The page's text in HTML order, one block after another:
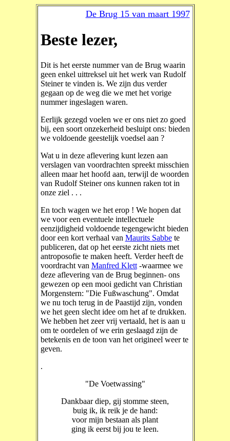
De Brug 15 van maart 1997
Beste lezer,
Dit is het eerste nummer van de Brug waarin
geen enkel uittreksel uit het werk van Rudolf
Steiner te vinden is. We zijn dus verder
gegaan op de weg die we met het vorige
nummer ingeslagen waren.
Eerlijk gezegd voelen we er ons niet zo goed
bij, een soort onzekerheid besluipt ons: bieden
we voldoende geestelijk voedsel aan ?
Wat u in deze aflevering kunt lezen aan
verslagen van voordrachten spreekt misschien
alleen maar het hoofd aan, terwijl de woorden
van Rudolf Steiner ons kunnen raken tot in
onze ziel . . .
En toch wagen we het erop ! We hopen dat
we voor een eventuele intellectuele
eenzijdigheid voldoende tegengewicht bieden
door een kort verhaal van Maurits Sabbete
publiceren, dat op het eerste zicht niets met
antroposofie te maken heeft. Verder heeft de
voordracht van Manfred Klett-waarmee we
deze aflevering van de Brug beginnen- ons
gewezen op een mooi gedicht van Christian
Morgenstern: "Die Fußwaschung". Omdat
we nu toch terug in de Paastijd zijn, vonden
we het geen slecht idee om het af te drukken.
We hebben het zeer vrij vertaald, het is aan u
om te oordelen of we erin geslaagd zijn de
betekenis en de toon van het origineel weer te
geven.
.
"De Voetwassing"
Dankbaar diep, gij stomme steen,
buig ik, ik reik je de hand:
voor mijn bestaan als plant
ging ik eerst bij jou te leen.